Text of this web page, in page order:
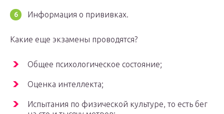
Информация о прививках.
Какие еще экзамены проводятся?
Общее психологическое состояние;
Оценка интеллекта;
Испытания по физической культуре, то есть бег